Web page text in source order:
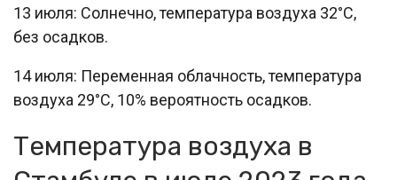
13 июля: Солнечно, температура воздуха 32°C,
без осадков.
14 июля: Переменная облачность, температура
воздуха 29°C, 10% вероятность осадков.
Температура воздуха в